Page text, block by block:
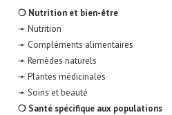
❍ Nutrition et bien-être
➛ Nutrition
➛ Compléments alimentaires
➛ Remèdes naturels
➛ Plantes médicinales
➛ Soins et beauté
❍ Santé spécifique aux populations